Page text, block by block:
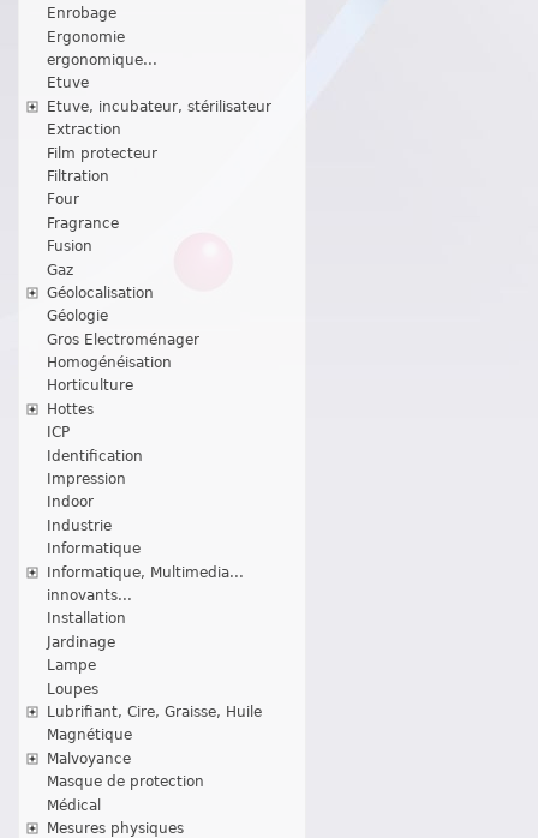
Enrobage
Ergonomie
ergonomique...
Etuve
Etuve, incubateur, stérilisateur
Extraction
Film protecteur
Filtration
Four
Fragrance
Fusion
Gaz
Géolocalisation
Géologie
Gros Electroménager
Homogénéisation
Horticulture
Hottes
ICP
Identification
Impression
Indoor
Industrie
Informatique
Informatique, Multimedia...
innovants...
Installation
Jardinage
Lampe
Loupes
Lubrifiant, Cire, Graisse, Huile
Magnétique
Malvoyance
Masque de protection
Médical
Mesures physiques